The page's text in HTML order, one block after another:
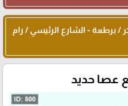
/ برطعة - الشارع الرئيسي / رام
حديد